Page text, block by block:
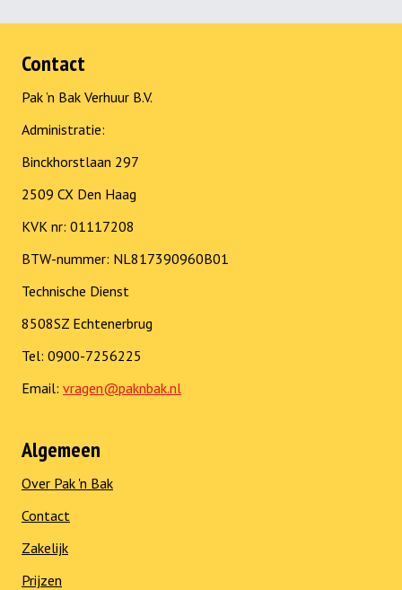
Contact
Pak ’n Bak Verhuur B.V.
Administratie:
Binckhorstlaan 297
2509 CX Den Haag
KVK nr: 01117208
BTW-nummer: NL817390960B01
Technische Dienst
8508SZ Echtenerbrug
Tel: 0900-7256225
Email: vragen@paknbak.nl
Algemeen
Over Pak 'n Bak
Contact
Zakelijk
Prijzen